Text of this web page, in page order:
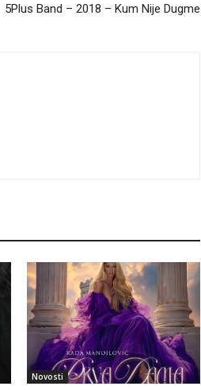
5Plus Band – 2018 – Kum Nije Dugme
Novosti